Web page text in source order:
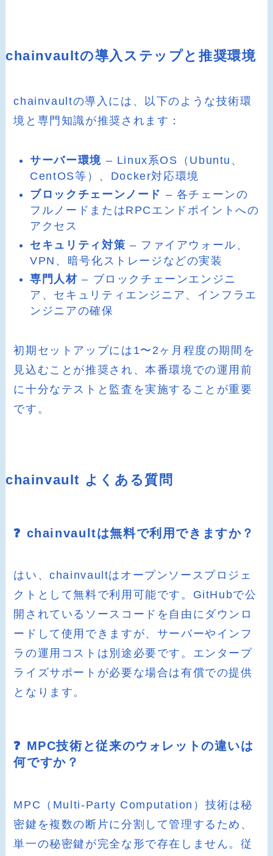
chainvaultの導入ステップと推奨環境
chainvaultの導入には、以下のような技術環
境と専門知識が推奨されます：
サーバー環境 – Linux系OS（Ubuntu、
CentOS等）、Docker対応環境
ブロックチェーンノード – 各チェーンの
フルノードまたはRPCエンドポイントへの
アクセス
セキュリティ対策 – ファイアウォール、
VPN、暗号化ストレージなどの実装
専門人材 – ブロックチェーンエンジニ
ア、セキュリティエンジニア、インフラエ
ンジニアの確保
初期セットアップには1〜2ヶ月程度の期間を
見込むことが推奨され、本番環境での運用前
に十分なテストと監査を実施することが重要
です。
chainvault よくある質問
❓ chainvaultは無料で利用できますか？
はい、chainvaultはオープンソースプロジェ
クトとして無料で利用可能です。GitHubで公
開されているソースコードを自由にダウンロ
ードして使用できますが、サーバーやインフ
ラの運用コストは別途必要です。エンタープ
ライズサポートが必要な場合は有償での提供
となります。
❓ MPC技術と従来のウォレットの違いは
何ですか？
MPC（Multi-Party Computation）技術は秘
密鍵を複数の断片に分割して管理するため、
単一の秘密鍵が完全な形で存在しません。従